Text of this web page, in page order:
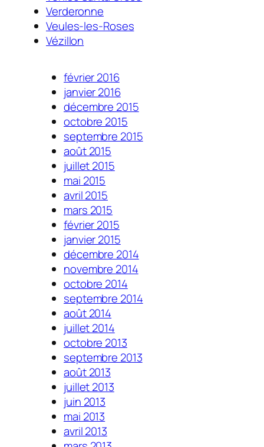
Verderonne
Veules-les-Roses
Vézillon
février 2016
janvier 2016
décembre 2015
octobre 2015
septembre 2015
août 2015
juillet 2015
mai 2015
avril 2015
mars 2015
février 2015
janvier 2015
décembre 2014
novembre 2014
octobre 2014
septembre 2014
août 2014
juillet 2014
octobre 2013
septembre 2013
août 2013
juillet 2013
juin 2013
mai 2013
avril 2013